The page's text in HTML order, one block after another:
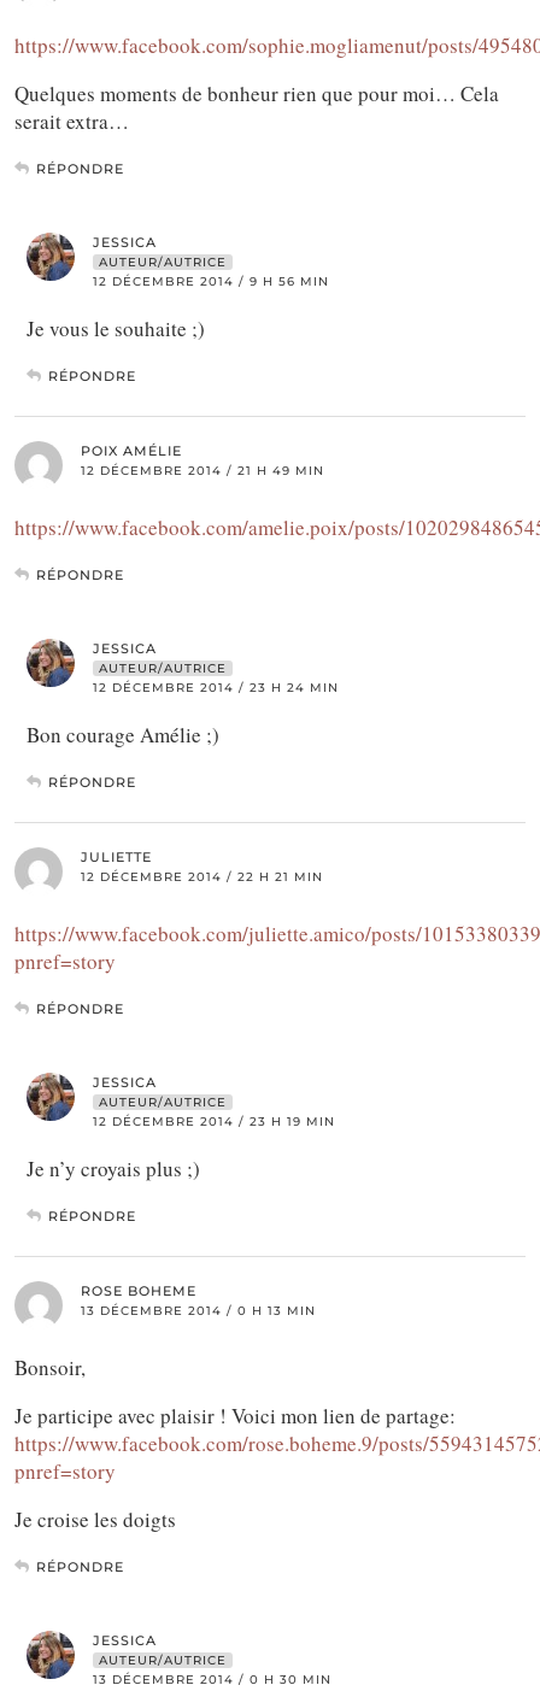
https://www.facebook.com/sophie.mogliamenut/posts/
Quelques moments de bonheur rien que pour moi… Cela
serait extra…
RÉPONDRE
JESSICA
AUTEUR/AUTRICE
12 DÉCEMBRE 2014 / 9 H 56 MIN
Je vous le souhaite ;)
RÉPONDRE
POIX AMÉLIE
12 DÉCEMBRE 2014 / 21 H 49 MIN
https://www.facebook.com/amelie.poix/posts/
RÉPONDRE
JESSICA
AUTEUR/AUTRICE
12 DÉCEMBRE 2014 / 23 H 24 MIN
Bon courage Amélie ;)
RÉPONDRE
JULIETTE
12 DÉCEMBRE 2014 / 22 H 21 MIN
https://www.facebook.com/juliette.amico/posts/
pnref=story
RÉPONDRE
JESSICA
AUTEUR/AUTRICE
12 DÉCEMBRE 2014 / 23 H 19 MIN
Je n’y croyais plus ;)
RÉPONDRE
ROSE BOHEME
13 DÉCEMBRE 2014 / 0 H 13 MIN
Bonsoir,
Je participe avec plaisir ! Voici mon lien de partage:
https://www.facebook.com/rose.boheme.9/posts/
pnref=story
Je croise les doigts
RÉPONDRE
JESSICA
AUTEUR/AUTRICE
13 DÉCEMBRE 2014 / 0 H 30 MIN